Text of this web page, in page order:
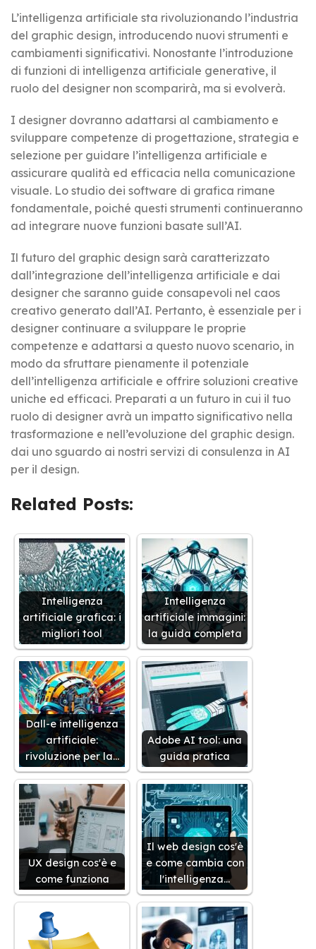
L’intelligenza artificiale sta rivoluzionando l’industria
del graphic design, introducendo nuovi strumenti e
cambiamenti significativi. Nonostante l’introduzione
di funzioni di intelligenza artificiale generative, il
ruolo del designer non scomparirà, ma si evolverà.
I designer dovranno adattarsi al cambiamento e
sviluppare competenze di progettazione, strategia e
selezione per guidare l’intelligenza artificiale e
assicurare qualità ed efficacia nella comunicazione
visuale. Lo studio dei software di grafica rimane
fondamentale, poiché questi strumenti continueranno
ad integrare nuove funzioni basate sull’AI.
Il futuro del graphic design sarà caratterizzato
dall’integrazione dell’intelligenza artificiale e dai
designer che saranno guide consapevoli nel caos
creativo generato dall’AI. Pertanto, è essenziale per i
designer continuare a sviluppare le proprie
competenze e adattarsi a questo nuovo scenario, in
modo da sfruttare pienamente il potenziale
dell’intelligenza artificiale e offrire soluzioni creative
uniche ed efficaci. Preparati a un futuro in cui il tuo
ruolo di designer avrà un impatto significativo nella
trasformazione e nell’evoluzione del graphic design.
dai uno sguardo ai nostri servizi di consulenza in AI
per il design.
Related Posts:
Intelligenza
artificiale grafica: i
migliori tool
Intelligenza
artificiale immagini:
la guida completa
Dall-e intelligenza
artificiale:
rivoluzione per la…
Adobe AI tool: una
guida pratica
UX design cos'è e
come funziona
Il web design cos'è
e come cambia con
l'intelligenza…